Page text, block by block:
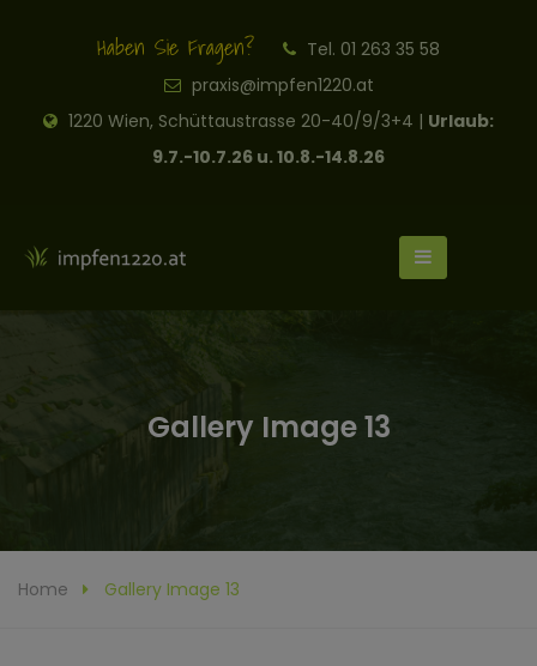
Haben Sie Fragen?
Tel. 01 263 35 58
praxis@impfen1220.at
1220 Wien, Schüttaustrasse 20-40/9/3+4 | Urlaub:
9.7.-10.7.26 u. 10.8.-14.8.26
Gallery Image 13
Home Gallery Image 13